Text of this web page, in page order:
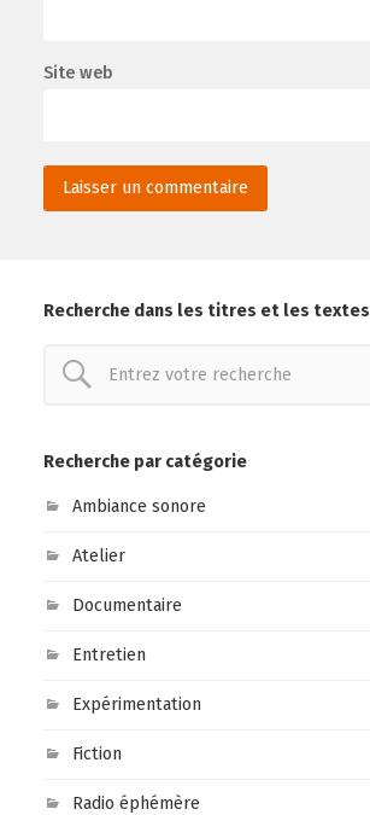
Site web
Recherche dans les titres et les textes
Recherche par catégorie
Ambiance sonore
Atelier
Documentaire
Entretien
Expérimentation
Fiction
Radio éphémère